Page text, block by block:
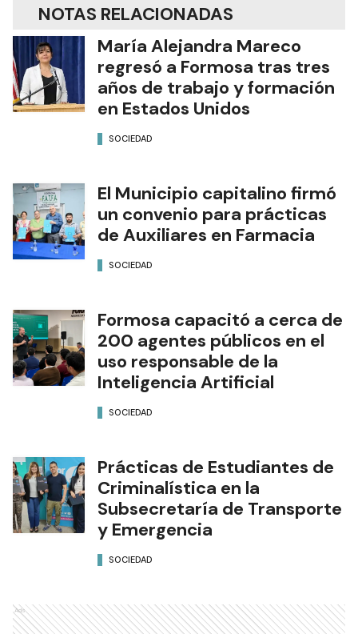
NOTAS RELACIONADAS
María Alejandra Mareco
regresó a Formosa tras tres
años de trabajo y formación
en Estados Unidos
SOCIEDAD
El Municipio capitalino firmó
un convenio para prácticas
de Auxiliares en Farmacia
SOCIEDAD
Formosa capacitó a cerca de
200 agentes públicos en el
uso responsable de la
Inteligencia Artificial
SOCIEDAD
Prácticas de Estudiantes de
Criminalística en la
Subsecretaría de Transporte
y Emergencia
SOCIEDAD
Ads